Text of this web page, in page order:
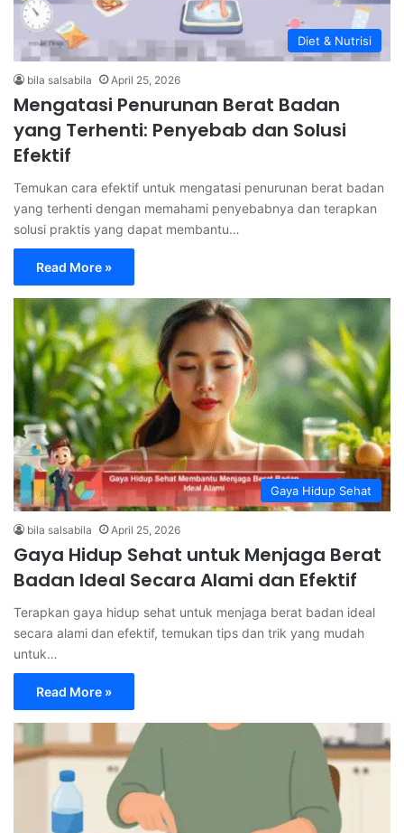
Diet & Nutrisi
bila salsabila April 25, 2026
Mengatasi Penurunan Berat Badan
yang Terhenti: Penyebab dan Solusi
Efektif
Temukan cara efektif untuk mengatasi penurunan berat badan
yang terhenti dengan memahami penyebabnya dan terapkan
solusi praktis yang dapat membantu…
Read More »
Gaya Hidup Sehat
bila salsabila April 25, 2026
Gaya Hidup Sehat untuk Menjaga Berat
Badan Ideal Secara Alami dan Efektif
Terapkan gaya hidup sehat untuk menjaga berat badan ideal
secara alami dan efektif, temukan tips dan trik yang mudah
untuk…
Read More »